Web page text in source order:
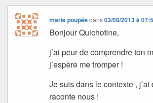
marie poupéedans03/08/2013 à
Bonjour Quichotine,
j’ai peur de comprendre ton
j’espère me tromper !
Je suis dans le contexte ,
raconte nous !